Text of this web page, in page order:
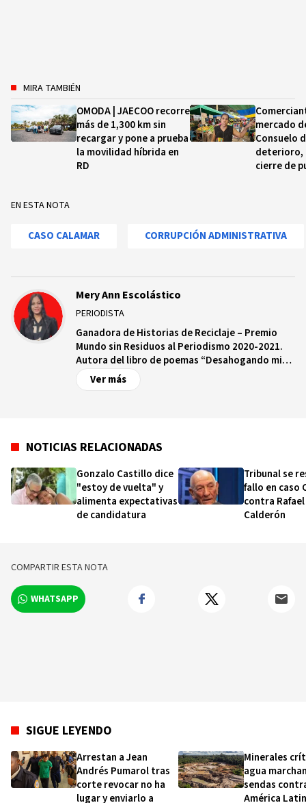
MIRA TAMBIÉN
OMODA | JAECOO recorre
más de 1,300 km sin
recargar y pone a prueba
la movilidad híbrida en
RD
mercado
Consuelo
deterioro,
cierre de
EN ESTA NOTA
CASO CALAMAR CORRUPCIÓN ADMINISTRATIVA
Mery Ann Escolástico
PERIODISTA
Ganadora de Historias de Reciclaje – Premio
Mundo sin Residuos al Periodismo 2020-2021.
Autora del libro de poemas “Desahogando mis
deseos”. Periodista, Fotoperiodista,
Corresponsal de Eventos, Abogada y Docente
Ver más
NOTICIAS RELACIONADAS
Gonzalo Castillo dice
"estoy de vuelta" y
alimenta expectativas
de candidatura
Tribunal se
fallo en caso
contra Rafael
Calderón
COMPARTIR ESTA NOTA
WHATSAPP
SIGUE LEYENDO
Arrestan a Jean
Andrés Pumarol tras
corte revocar no ha
lugar y enviarlo a
Minerales
agua
sendas
América